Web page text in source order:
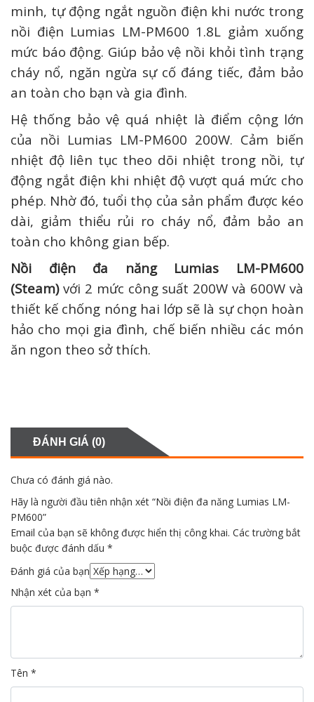
minh, tự động ngắt nguồn điện khi nước trong
nồi điện Lumias LM-PM600 1.8L giảm xuống
mức báo động. Giúp bảo vệ nồi khỏi tình trạng
cháy nổ, ngăn ngừa sự cố đáng tiếc, đảm bảo
an toàn cho bạn và gia đình.
Hệ thống bảo vệ quá nhiệt là điểm cộng lớn
của nồi Lumias LM-PM600 200W. Cảm biến
nhiệt độ liên tục theo dõi nhiệt trong nồi, tự
động ngắt điện khi nhiệt độ vượt quá mức cho
phép. Nhờ đó, tuổi thọ của sản phẩm được kéo
dài, giảm thiểu rủi ro cháy nổ, đảm bảo an
toàn cho không gian bếp.
Nồi điện đa năng Lumias LM-PM600
(Steam)với 2 mức công suất 200W và 600W và
thiết kế chống nóng hai lớp sẽ là sự chọn hoàn
hảo cho mọi gia đình, chế biến nhiều các món
ăn ngon theo sở thích.
ĐÁNH GIÁ (0)
Chưa có đánh giá nào.
Hãy là người đầu tiên nhận xét “Nồi điện đa năng Lumias LM-
PM600”
Email của bạn sẽ không được hiển thị công khai. Các trường bắt
buộc được đánh dấu *
Đánh giá của bạn
Nhận xét của bạn *
Tên *